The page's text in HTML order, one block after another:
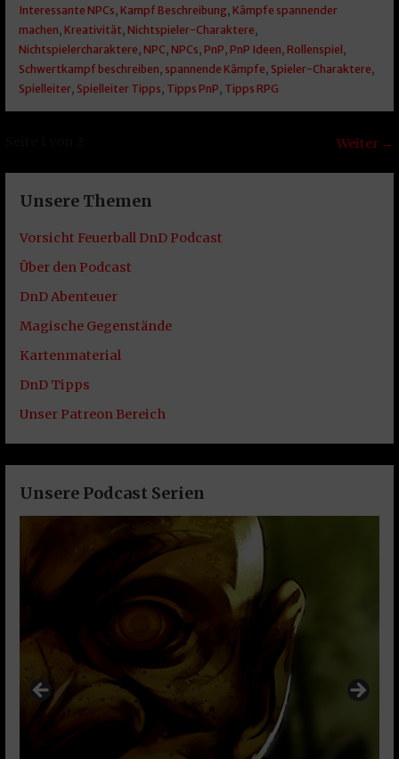
Interessante NPCs, Kampf Beschreibung, Kämpfe spannender
machen, Kreativität, Nichtspieler-Charaktere,
Nichtspielercharaktere, NPC, NPCs, PnP, PnP Ideen, Rollenspiel ,
Schwertkampf beschreiben, spannende Kämpfe, Spieler-Charaktere,
Spielleiter, Spielleiter Tipps, Tipps PnP, Tipps RPG
Navigation
Weiter →
Unsere Themen
Vorsicht Feuerball DnD Podcast
Über den Podcast
DnD Abenteuer
Magische Gegenstände
Kartenmaterial
DnD Tipps
Unser Patreon Bereich
Unsere Podcast Serien